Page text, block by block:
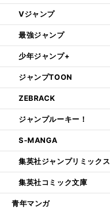
Vジャンプ
最強ジャンプ
少年ジャンプ+
ジャンプTOON
ZEBRACK
ジャンプルーキー！
S-MANGA
集英社ジャンプリミックス
集英社コミック文庫
青年マンガ